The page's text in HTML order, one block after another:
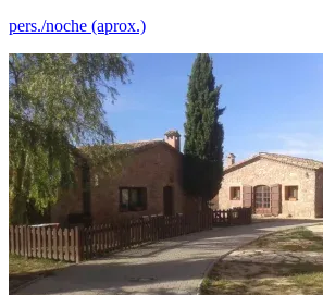
pers./noche (aprox.)